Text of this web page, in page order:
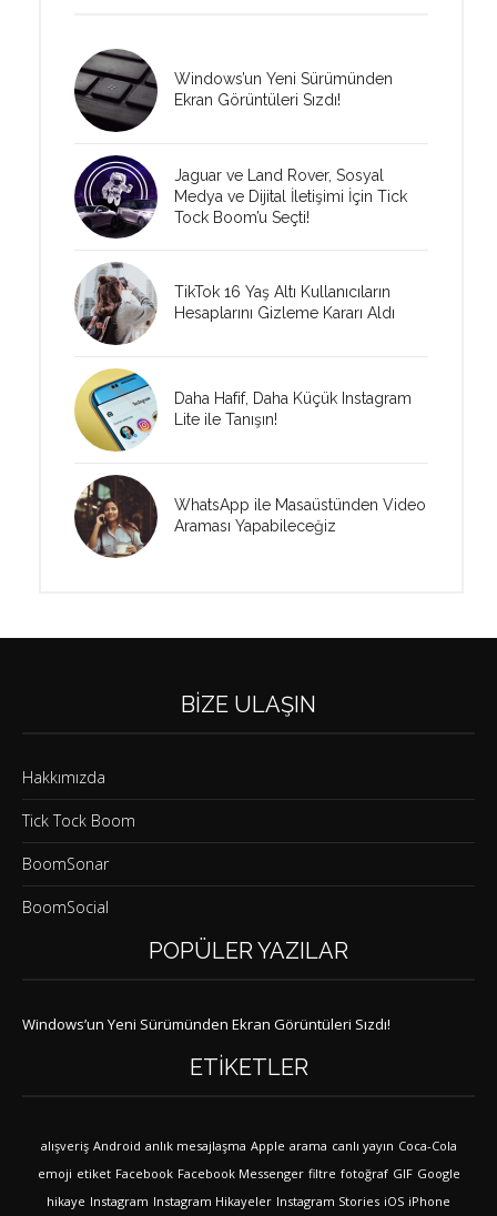
Windows’un Yeni Sürümünden
Ekran Görüntüleri Sızdı!
Jaguar ve Land Rover, Sosyal
Medya ve Dijital İletişimi İçin Tick
Tock Boom’u Seçti!
TikTok 16 Yaş Altı Kullanıcıların
Hesaplarını Gizleme Kararı Aldı
Daha Hafif, Daha Küçük Instagram
Lite ile Tanışın!
WhatsApp ile Masaüstünden Video
Araması Yapabileceğiz
BIZE ULAŞIN
Hakkımızda
Tick Tock Boom
BoomSonar
BoomSocial
POPÜLER YAZILAR
Windows’un Yeni Sürümünden Ekran Görüntüleri Sızdı!
ETIKETLER
alışveriş Android anlık mesajlaşma Apple arama canlı yayın Coca-Cola
emoji etiket Facebook Facebook Messenger filtre fotoğraf GIF Google
hikaye Instagram Instagram Hikayeler Instagram Stories iOS iPhone